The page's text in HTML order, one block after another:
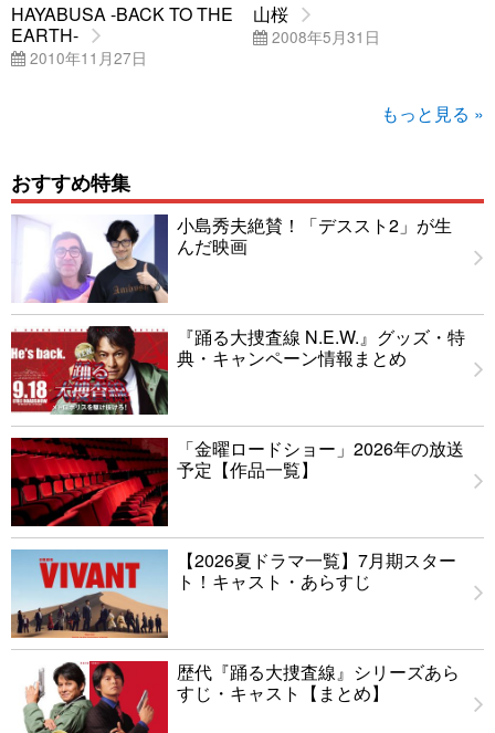
HAYABUSA -BACK TO THE
EARTH-
2010年11月27日
山桜
2008年5月31日
もっと見る »
おすすめ特集
小島秀夫絶賛！「デススト2」が生
んだ映画
『踊る大捜査線 N.E.W.』グッズ・特
典・キャンペーン情報まとめ
「金曜ロードショー」2026年の放送
予定【作品一覧】
【2026夏ドラマ一覧】7月期スター
ト！キャスト・あらすじ
歴代『踊る大捜査線』シリーズあら
すじ・キャスト【まとめ】